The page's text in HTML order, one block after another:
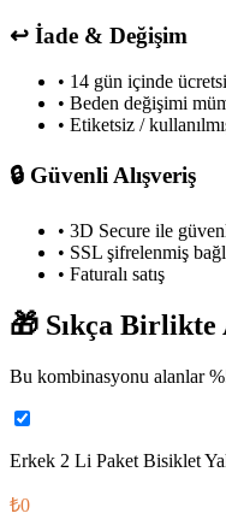
↩️ İade & Değişim
• 14 gün içinde
• Beden değişimi
• Etiketsiz /
🔒 Güvenli Alışveriş
• 3D Secure ile
• SSL şifrelenmiş
• Faturalı satış
🎁 Sıkça Birlikte
Bu kombinasyonu alanlar %
Erkek 2 Li Paket Bisiklet
₺0